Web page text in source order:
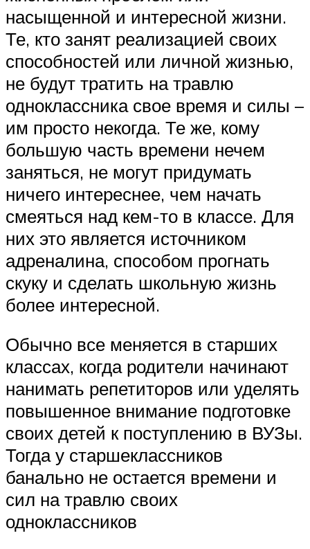
насыщенной и интересной жизни.
Те, кто занят реализацией своих
способностей или личной жизнью,
не будут тратить на травлю
одноклассника свое время и силы –
им просто некогда. Те же, кому
большую часть времени нечем
заняться, не могут придумать
ничего интереснее, чем начать
смеяться над кем-то в классе. Для
них это является источником
адреналина, способом прогнать
скуку и сделать школьную жизнь
более интересной.
Обычно все меняется в старших
классах, когда родители начинают
нанимать репетиторов или уделять
повышенное внимание подготовке
своих детей к поступлению в ВУЗы.
Тогда у старшеклассников
банально не остается времени и
сил на травлю своих
одноклассников